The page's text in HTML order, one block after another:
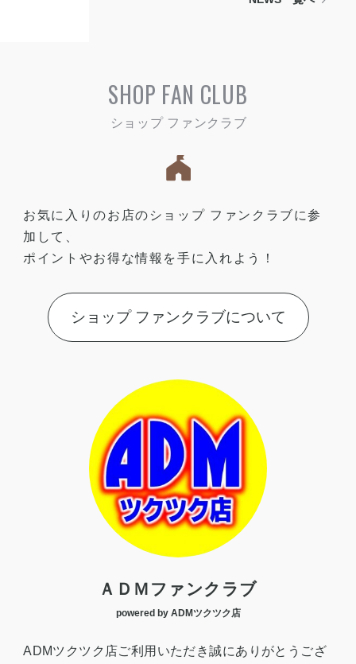
ていただきましてから商品発
送をさせていただきます。宜
SHOP FAN CLUB
お気に入りのお店のショップ ファンクラブに参
加して、
ポイントやお得な情報を手に入れよう！
ショップ ファンクラブについて
ＡＤＭファンクラブ
powered by ADMツクツク店
ADMツクツク店ご利用いただき誠にありがとうござ